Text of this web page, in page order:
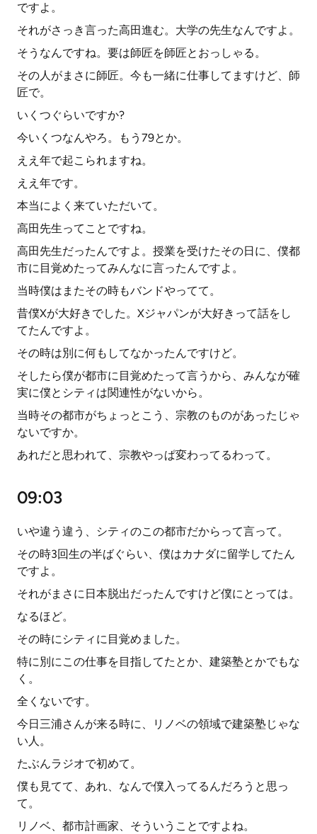
ですよ。
それがさっき言った高田進む。大学の先生なんですよ。
そうなんですね。要は師匠を師匠とおっしゃる。
その人がまさに師匠。今も一緒に仕事してますけど、師
匠で。
いくつぐらいですか?
今いくつなんやろ。もう79とか。
ええ年で起こられますね。
ええ年です。
本当によく来ていただいて。
高田先生ってことですね。
高田先生だったんですよ。授業を受けたその日に、僕都
市に目覚めたってみんなに言ったんですよ。
当時僕はまたその時もバンドやってて。
昔僕Xが大好きでした。Xジャパンが大好きって話をし
てたんですよ。
その時は別に何もしてなかったんですけど。
そしたら僕が都市に目覚めたって言うから、みんなが確
実に僕とシティは関連性がないから。
当時その都市がちょっとこう、宗教のものがあったじゃ
ないですか。
あれだと思われて、宗教やっぱ変わってるわって。
09:03
いや違う違う、シティのこの都市だからって言って。
その時3回生の半ばぐらい、僕はカナダに留学してたん
ですよ。
それがまさに日本脱出だったんですけど僕にとっては。
なるほど。
その時にシティに目覚めました。
特に別にこの仕事を目指してたとか、建築塾とかでもな
く。
全くないです。
今日三浦さんが来る時に、リノベの領域で建築塾じゃな
い人。
たぶんラジオで初めて。
僕も見てて、あれ、なんで僕入ってるんだろうと思っ
て。
リノベ、都市計画家、そういうことですよね。